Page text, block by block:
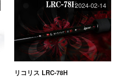
リコリス LRC-78H
2024-02-14